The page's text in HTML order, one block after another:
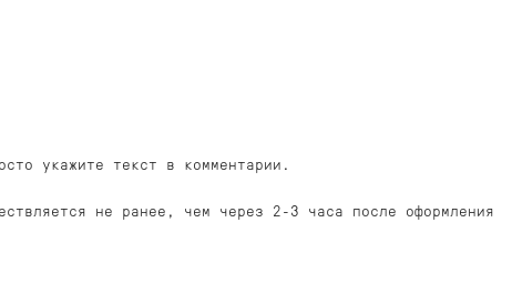
укажите текст в комментарии.
не ранее, чем через 2-3 часа после оформления